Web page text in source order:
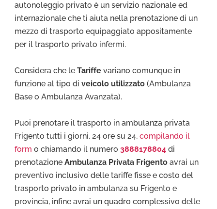
autonoleggio privato è un servizio nazionale ed
internazionale che ti aiuta nella prenotazione di un
mezzo di trasporto equipaggiato appositamente
per il trasporto privato infermi.
Considera che le Tariffe variano comunque in
funzione al tipo di veicolo utilizzato (Ambulanza
Base o Ambulanza Avanzata).
Puoi prenotare il trasporto in ambulanza privata
Frigento tutti i giorni, 24 ore su 24, compilando il
form o chiamando il numero 3888178804 di
prenotazione Ambulanza Privata Frigento avrai un
preventivo inclusivo delle tariffe fisse e costo del
trasporto privato in ambulanza su Frigento e
provincia, infine avrai un quadro complessivo delle